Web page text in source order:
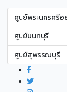
ศูนย์พระนครศรีอ
ศูนย์นนทบุรี
ศูนย์สุพรรณบุรี